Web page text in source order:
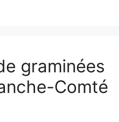
graminées
Comté